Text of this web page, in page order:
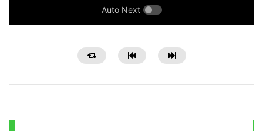
Auto Next